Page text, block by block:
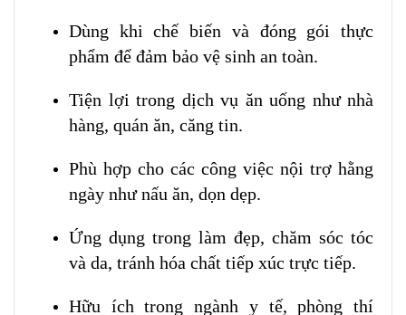
Dùng khi chế biến và đóng gói thực
phẩm để đảm bảo vệ sinh an toàn.
Tiện lợi trong dịch vụ ăn uống như nhà
hàng, quán ăn, căng tin.
Phù hợp cho các công việc nội trợ hằng
ngày như nấu ăn, dọn dẹp.
Ứng dụng trong làm đẹp, chăm sóc tóc
và da, tránh hóa chất tiếp xúc trực tiếp.
Hữu ích trong ngành y tế, phòng thí